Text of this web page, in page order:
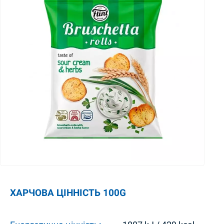
ХАРЧОВА ЦІННІСТЬ 100G